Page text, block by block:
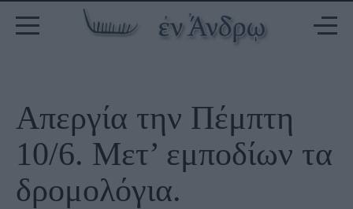
Απεργία την Πέμπτη
10/6. Μετ’ εμποδίων τα
δρομολόγια.